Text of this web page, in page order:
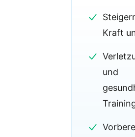
Kraft
und